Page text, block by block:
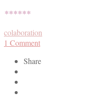
******
colaboration
1 Comment
Share